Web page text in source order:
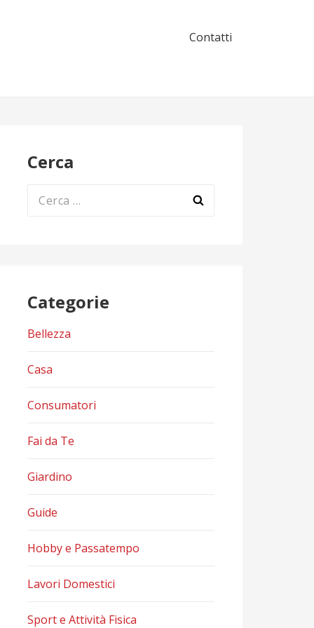
Contatti
Cerca
Ricerca
Categorie
Bellezza
Casa
Consumatori
Fai da Te
Giardino
Guide
Hobby e Passatempo
Lavori Domestici
Sport e Attività Fisica